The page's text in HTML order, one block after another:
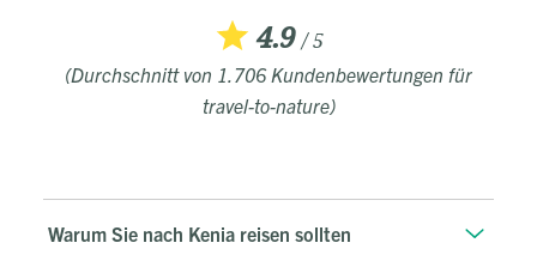
4.9/ 5
(Durchschnitt von 1.706 Kundenbewertungen für
travel-to-nature)
Warum Sie nach Kenia reisen sollten